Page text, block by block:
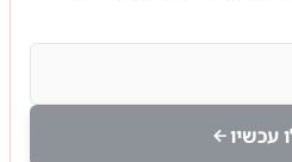
עכשיו